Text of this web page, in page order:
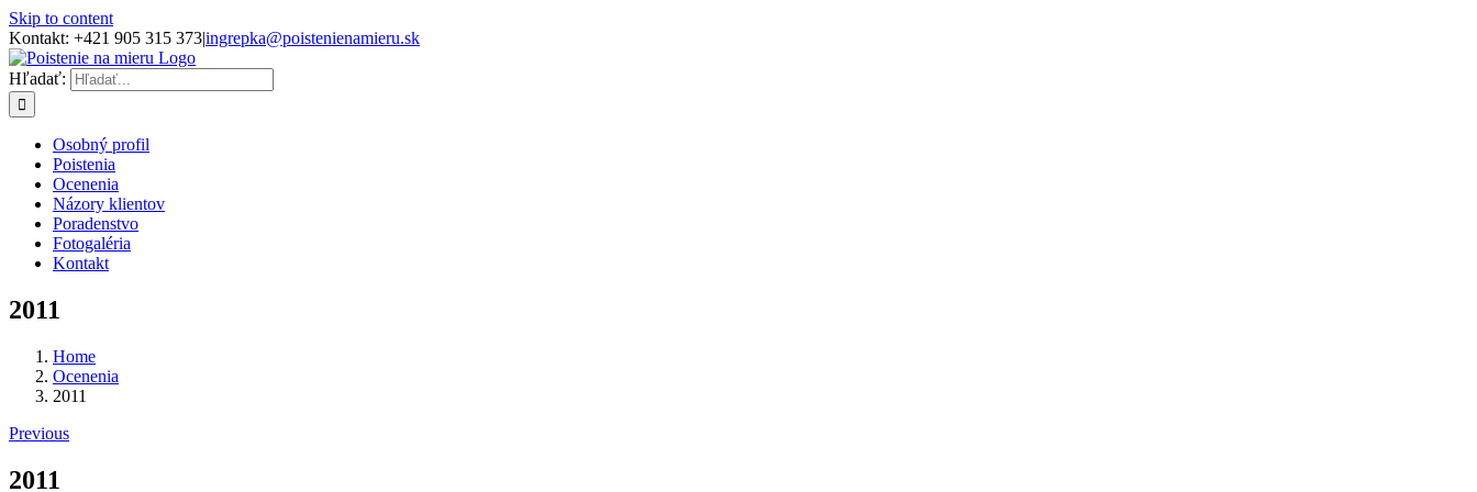
Skip to content
Kontakt: +421 905 315 373|ingrepka@poistenienamieru.sk
Hľadať:
Osobný profil
Poistenia
Ocenenia
Názory klientov
Poradenstvo
Fotogaléria
Kontakt
2011
Home
Ocenenia
2011
Previous
2011